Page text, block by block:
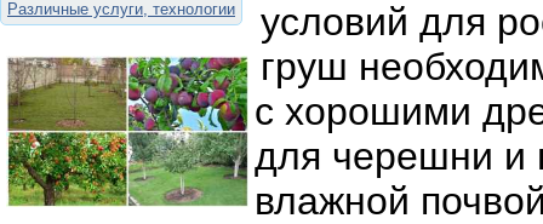
Различные услуги, технологии
условий для
груш
с хорошими
для черешни и
влажной